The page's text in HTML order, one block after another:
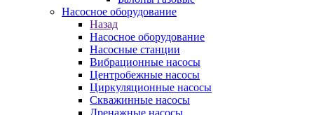
Насосное оборудование
Назад
Насосное оборудование
Насосные станции
Вибрационные насосы
Центробежные насосы
Циркуляционные насосы
Скважинные насосы
Дренажные насосы